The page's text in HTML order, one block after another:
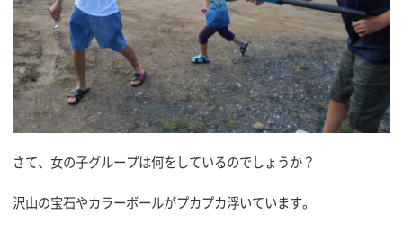
さて、女の子グループは何をしているのでしょうか？
沢山の宝石やカラーボールがプカプカ浮いています。